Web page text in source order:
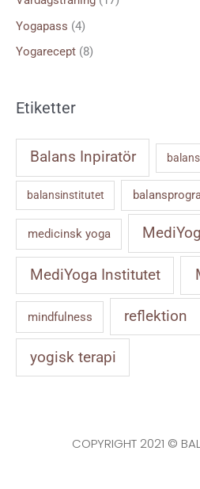
Yogapass (4)
Yogarecept (8)
Etiketter
Balans Inpiratör
balansinstitutet
medicinsk yoga
MediYoga Institutet
mindfulness reflektion
yogisk terapi
COPYRIGHT 2021 ©